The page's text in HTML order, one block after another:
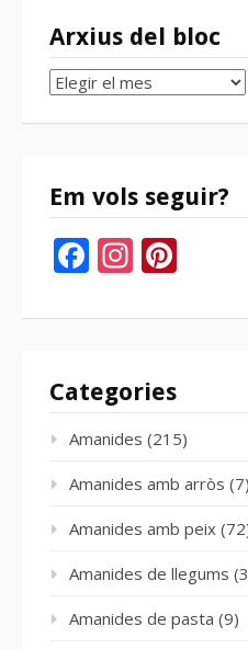
Arxius del bloc
Arxius
bloc
Em vols seguir?
Facebook
Categories
Amanides (215)
Amanides amb arròs (7)
Amanides amb peix
Amanides de llegums
Amanides de pasta (9)